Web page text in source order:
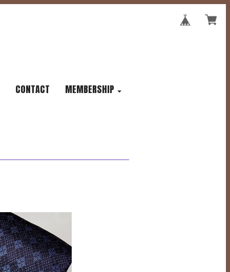
CONTACT MEMBERSHIP